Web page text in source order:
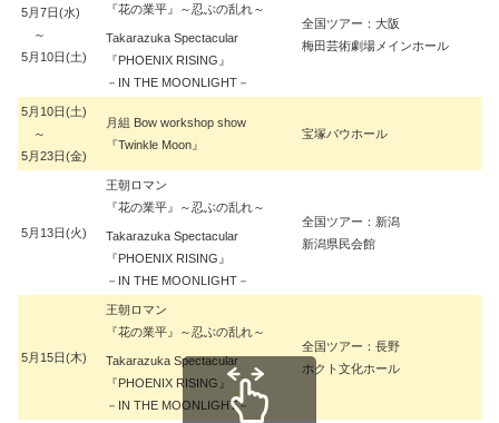
5月7日(水)
～
5月10日(土)
『花の業平』～忍ぶの乱れ～
全国ツアー：大阪
梅田芸術劇場メインホール
Takarazuka Spectacular
『PHOENIX RISING』
－IN THE MOONLIGHT－
5月10日(土)
～
5月23日(金)
月組 Bow workshop show
『Twinkle Moon』
宝塚バウホール
5月13日(火)
王朝ロマン
『花の業平』～忍ぶの乱れ～
全国ツアー：新潟
新潟県民会館
Takarazuka Spectacular
『PHOENIX RISING』
－IN THE MOONLIGHT－
5月15日(木)
王朝ロマン
『花の業平』～忍ぶの乱れ～
全国ツアー：長野
ホクト文化ホール
Takarazuka Spectacular
『PHOENIX RISING』
－IN THE MOONLIGHT－